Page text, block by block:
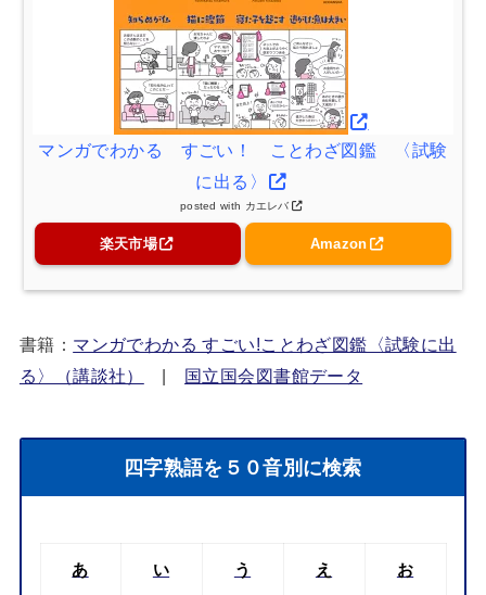
マンガでわかる すごい！ ことわざ図鑑 〈試験
に出る〉
posted with カエレバ
楽天市場 Amazon
書籍： マンガでわかる すごい!ことわざ図鑑〈試験に出
る〉（講談社）
国立国会図書館データ
四字熟語を５０音別に検索
あ い う え お